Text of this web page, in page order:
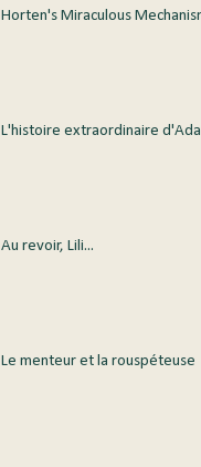
Horten's Miraculous
L'histoire extraordinaire
Au revoir, Lili...
Le menteur et la rouspéteuse